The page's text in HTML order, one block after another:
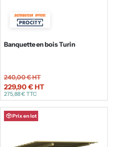
Banquette en bois Turin
Prix
vente
240,00 €HT
229,90 €HT
275,88 €TTC
Prix en lot